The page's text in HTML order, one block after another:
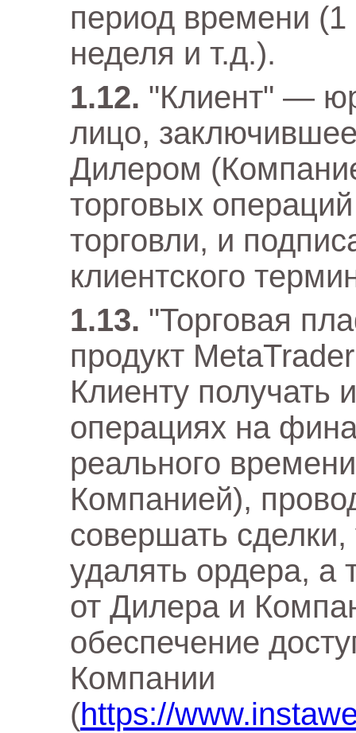
период времени (1
неделя и т.д.).
"Клиент" —
лицо,
Дилером
торговых
торговли, и
клиентского
"Торговая
продукт
Клиенту
операциях на
реального
Компанией),
совершать сделки,
удалять ордера, а
от Дилера и
обеспечение
Компании
(https://